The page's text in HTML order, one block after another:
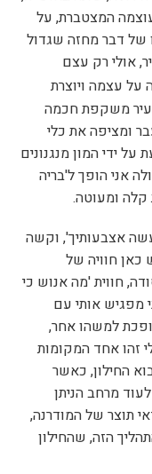
המצטברת, על
של דבר מחזה שגדול
אולי רק עצם
עצמה ויוצרת
משקפת חכמה
ומציפה את כלי
ידי המון מנגנונים
אני הופך ל'בריה
ומעוטה.
אצבעותיך', וקשה
כאן חוויה של
חווית 'מה אנוש כי
מפגיש אותי עם
למשהו אחר,
זהו אחד המקומות
החילון, כאשר
מרחב הניתן
תוצר של המודרנה,
הזה, שהחילון